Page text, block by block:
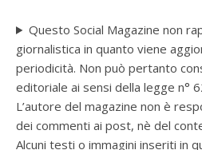
Questo Social Magazine non
giornalistica in quanto viene
periodicità. Non può pertanto
editoriale ai sensi della legge n°
L’autore del magazine non è
dei commenti ai post, nè del
Alcuni testi o immagini inseriti in